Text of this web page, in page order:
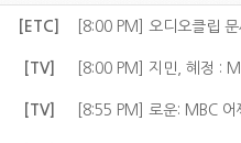
[ETC] [8:00 PM] 오디오클립
[TV] [8:00 PM] 지민, 혜정 :
[TV] [8:55 PM] 로운: MBC